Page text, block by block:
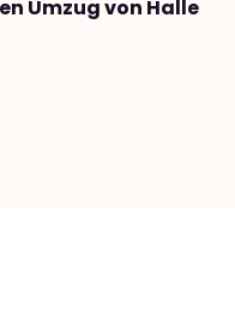
Umzug von Halle